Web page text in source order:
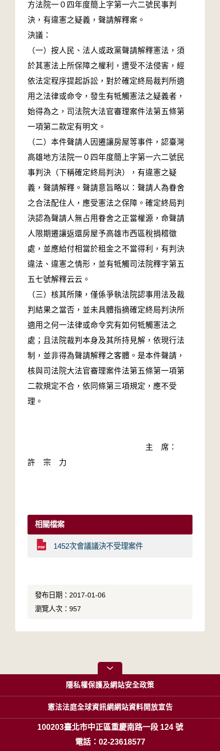
方法院一０四年度簡上字第一六二號民事判
決，有違憲之疑義，聲請解釋案。
決議：
（一）按人民、法人或政黨聲請解釋憲法，須
於其憲法上所保障之權利，遭受不法侵害，經
依法定程序提起訴訟，對於確定終局裁判所適
用之法律或命令，發生有牴觸憲法之疑義者，
始得為之，司法院大法官審理案件法第五條第
一項第二款定有明文。
（二）本件聲請人因遷讓房屋等事件，認臺灣
高雄地方法院一０四年度簡上字第一六二號民
事判決（下稱確定終局判決），有違憲之疑
義，聲請解釋。聲請意旨略以：聲請人為眷舍
之合法配住人，應受憲法之保障。確定終局判
決認為聲請人無占用眷舍之正當權源，命聲請
人限期遷讓返還房屋予高雄市西區稅捐稽徵
處，並應給付相當於租金之不當得利，有判決
違法、違憲之情形，並有牴觸司法院釋字第五
五七號解釋云云。
（三）核其所陳，僅係爭執法院認事用法及裁
判結果之當否，並未具體指摘確定終局判決所
適用之何一法律或命令究有如何牴觸憲法之
處；且法院裁判本身及其所持見解，依現行法
制，並非得為聲請解釋之客體。是本件聲請，
核與司法院大法官審理案件法第五條第一項第
二款規定不合，依同條第三項規定，應不受
理。
主 席：
許 宗 力
相關檔案
1452次會議議決不受理案件
發布日期：2017-01-06
瀏覽人次：957
隱私權保護及網站安全政策
憲法法庭全球資訊網網站資料開放宣告
100203臺北市中正區重慶南路一段 124 號
電話：02-23618577